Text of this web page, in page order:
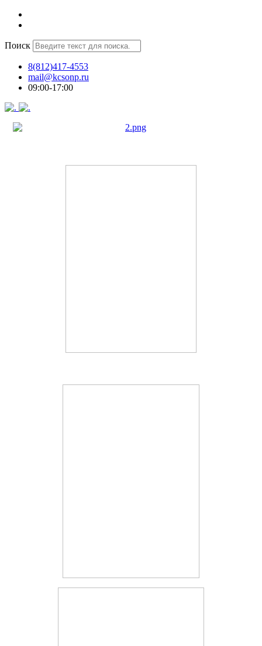
Поиск
8(812)417-4553
mail@kcsonp.ru
09:00-17:00